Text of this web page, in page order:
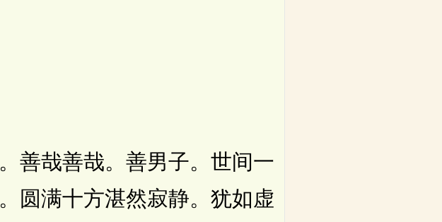
哉善哉。善男子。世间一
圆满十方湛然寂静。犹如虚